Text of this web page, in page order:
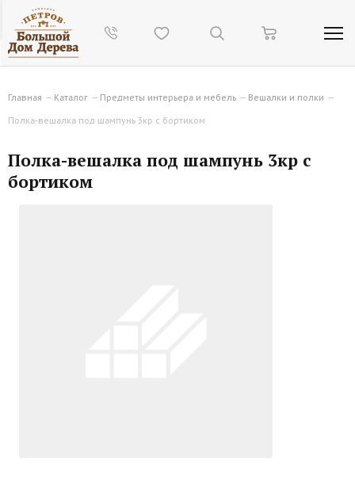
Главная — Каталог — Предметы интерьера и мебель — Вешалки и полки —
Полка-вешалка под шампунь 3кр с бортиком
Полка-вешалка под шампунь 3кр с
бортиком